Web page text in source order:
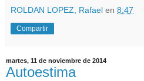
ROLDAN LOPEZ, Rafael en 8:47
Compartir
martes, 11 de noviembre de 2014
Autoestima